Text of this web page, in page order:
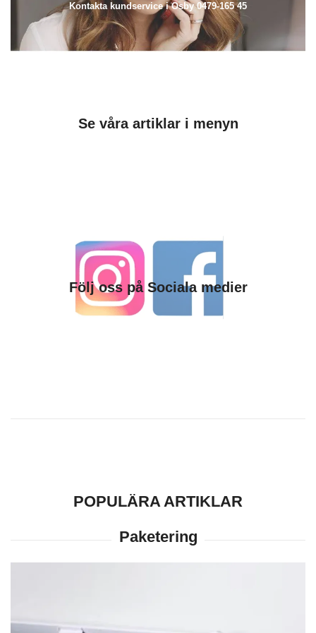
Kontakta kundservice i Osby 0479-165 45
Se våra artiklar i menyn
Följ oss på Sociala medier
POPULÄRA ARTIKLAR